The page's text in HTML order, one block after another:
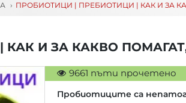
ПРОБИОТИЦИ | ПРЕБИОТИЦИ | КАК И ЗА
И ЗА КАКВО
9661 пъти прочетено
Пробиотиците са